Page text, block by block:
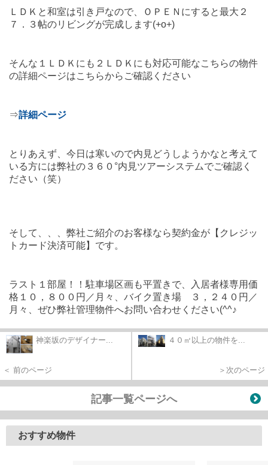
ＬＤＫと和室は引き戸なので、ＯＰＥＮにすると最大２
７．３帖のリビングが完成します(+o+)
そんな１ＬＤＫにも２ＬＤＫにも対応可能なこちらの物件
の詳細ページはこちらからご確認ください
⇒詳細ページ
とりあえず、今日は寒いので内見どうしようかなと考えて
いる方には弊社の３６０°内見ツアーシステムでご確認く
ださい（笑）
そして、、、弊社ご紹介のお客様なら契約金が【クレジッ
トカード決済可能】です。
ラスト１部屋！！駐車場区画も平置きで、入居者様専用価
格１０，８００円／月々、バイク置き場 ３，２４０円／
月々、ぜひ弊社管理物件へお問い合わせください(^^♪
神楽坂のデザイナー...
＜ 前のページ
４０㎡以上の物件を...
＞次のページ
記事一覧ページへ
おすすめ物件